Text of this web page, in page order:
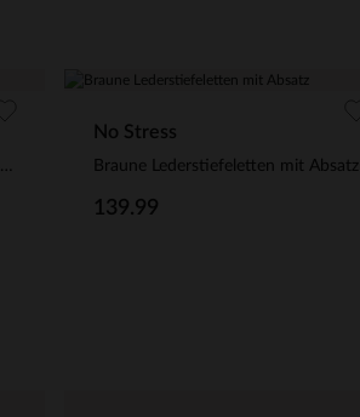
Cognacfarbene Schultertasche aus Leder
No Stress
Braune Lederstiefeletten mit Absatz
139.99